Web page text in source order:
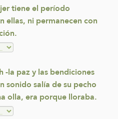
tiene el período
ellas, ni permanecen con
-la paz y las bendiciones
sonido salía de su pecho
olla, era porque lloraba.